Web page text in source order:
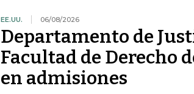
EE.UU. 06/08/2026
Departamento de
Facultad de Derecho
en admisiones